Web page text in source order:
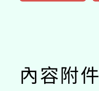
內容附